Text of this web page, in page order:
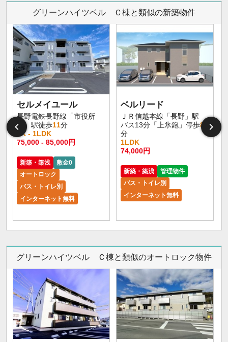
グリーンハイツベル Ｃ棟と類似の新築物件
セルメイユール
長野電鉄長野線「市役所
前」駅徒歩11分
1K - 1LDK
75,000 - 85,000円
新築・築浅
敷金0
オートロック
バス・トイレ別
インターネット無料
ベルリード
ＪＲ信越本線「長野」駅
バス13分「上氷鉋」停歩8
分
1LDK
74,000円
新築・築浅
管理物件
バス・トイレ別
インターネット無料
グリーンハイツベル Ｃ棟と類似のオートロック物件